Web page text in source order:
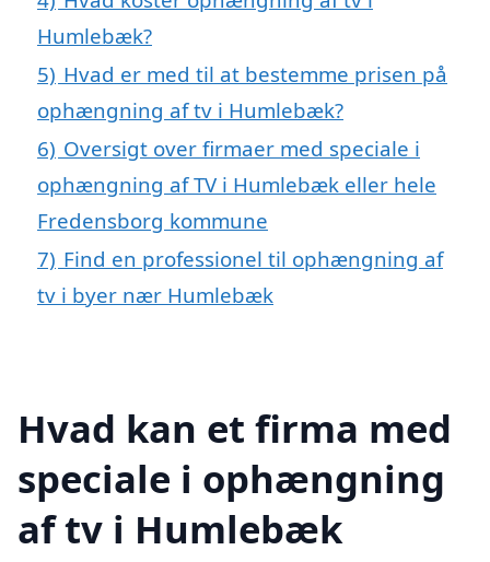
Humlebæk?
5) Hvad er med til at bestemme prisen på
ophængning af tv i Humlebæk?
6) Oversigt over firmaer med speciale i
ophængning af TV i Humlebæk eller hele
Fredensborg kommune
7) Find en professionel til ophængning af
tv i byer nær Humlebæk
Hvad kan et firma med
speciale i ophængning
af tv i Humlebæk